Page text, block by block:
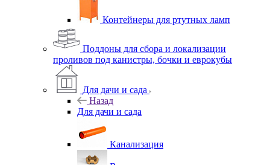
Контейнеры для ртутных ламп
Поддоны для сбора и локализации
проливов под канистры, бочки и еврокубы
Для дачи и сада
Назад
Для дачи и сада
Канализация